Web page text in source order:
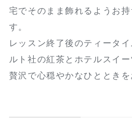
宅でそのまま飾れるようお
す。
レッスン終了後のティータ
ルト社の紅茶とホテルスイー
贅沢で心穏やかなひとときを